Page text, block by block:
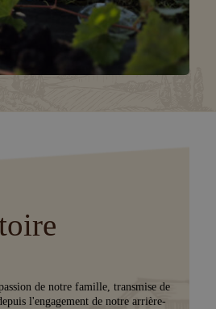
de notre famille, transmise de
l'engagement de notre arrière-